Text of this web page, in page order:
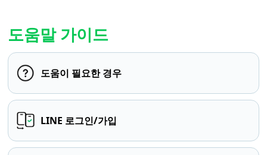
도움말 가이드
도움이 필요한 경우
LINE 로그인/가입